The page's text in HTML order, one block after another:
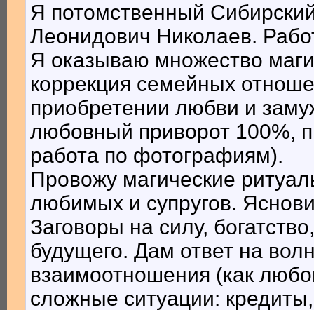
Я потомственный
Леонидович Николаев.
Я оказываю множество
коррекция семейных
приобретении любви и
любовный приворот 100%,
работа по фотографиям).
Провожу магические
любимых и супругов.
Заговоры на силу,
будущего. Дам ответ на
взаимоотношения (как
сложные ситуации: